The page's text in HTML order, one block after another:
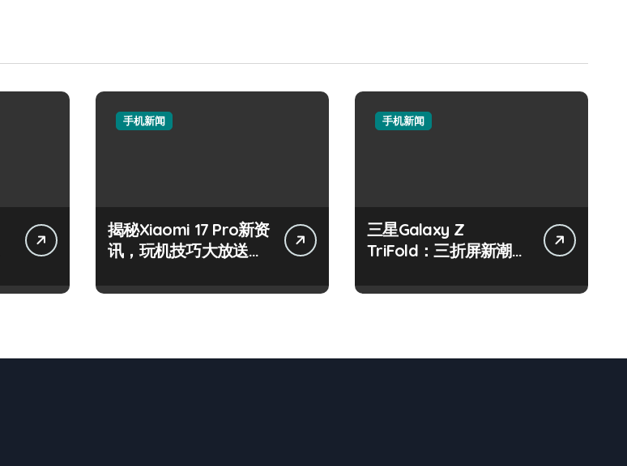
手机新闻
揭秘Xiaomi 17 Pro新资
讯，玩机技巧大放送速
手机新闻
三星Galaxy Z
TriFold：三折屏新潮